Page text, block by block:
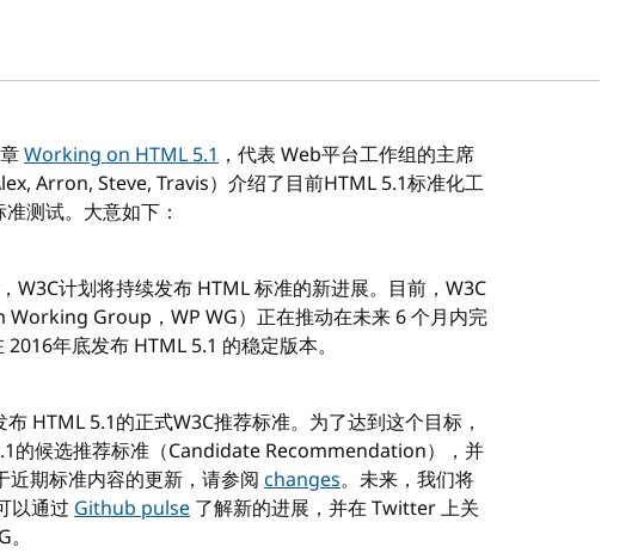
Working on HTML 5.1 ，代表 Web平台工作组的主席
Arron, Steve, Travis）介绍了目前HTML 5.1标准化工
测试。大意如下：
W3C计划将持续发布 HTML 标准的新进展。目前，W3C
Group，WP WG）正在推动在未来 6 个月内完
年底发布 HTML 5.1 的稳定版本。
HTML 5.1的正式W3C推荐标准。为了达到这个目标，
的候选推荐标准（Candidate Recommendation），并
期标准内容的更新，请参阅 changes。未来，我们将
以通过 Github pulse 了解新的进展，并在 Twitter 上关